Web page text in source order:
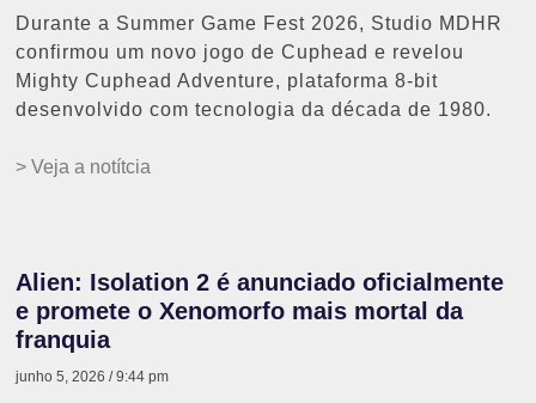
Durante a Summer Game Fest 2026, Studio MDHR
confirmou um novo jogo de Cuphead e revelou
Mighty Cuphead Adventure, plataforma 8-bit
desenvolvido com tecnologia da década de 1980.
> Veja a notítcia
Alien: Isolation 2 é anunciado oficialmente
e promete o Xenomorfo mais mortal da
franquia
junho 5, 2026 9:44 pm